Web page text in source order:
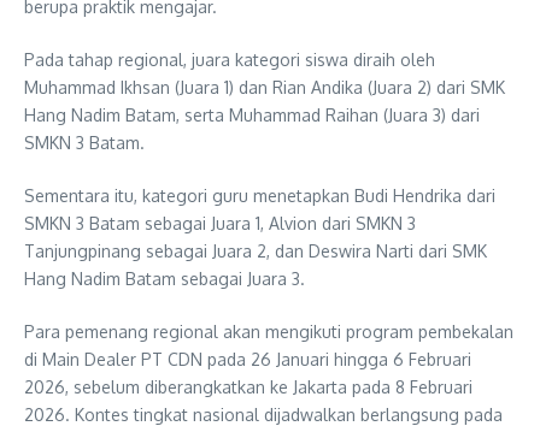
berupa praktik mengajar.
Pada tahap regional, juara kategori siswa diraih oleh
Muhammad Ikhsan (Juara 1) dan Rian Andika (Juara 2) dari SMK
Hang Nadim Batam, serta Muhammad Raihan (Juara 3) dari
SMKN 3 Batam.
Sementara itu, kategori guru menetapkan Budi Hendrika dari
SMKN 3 Batam sebagai Juara 1, Alvion dari SMKN 3
Tanjungpinang sebagai Juara 2, dan Deswira Narti dari SMK
Hang Nadim Batam sebagai Juara 3.
Para pemenang regional akan mengikuti program pembekalan
di Main Dealer PT CDN pada 26 Januari hingga 6 Februari
2026, sebelum diberangkatkan ke Jakarta pada 8 Februari
2026. Kontes tingkat nasional dijadwalkan berlangsung pada